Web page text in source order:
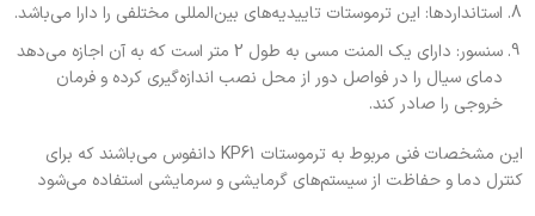
استانداردها: این ترموستات تاییدیه‌های بین‌المللی مختلفی را دارا می‌باشد.
سنسور: دارای یک المنت مسی به طول 2 متر است که به آن اجازه می‌دهد
دمای سیال را در فواصل دور از محل نصب اندازه‌گیری کرده و فرمان
خروجی را صادر کند.
این مشخصات فنی مربوط به ترموستات KP61 دانفوس می‌باشند که برای
کنترل دما و حفاظت از سیستم‌های گرمایشی و سرمایشی استفاده می‌شود